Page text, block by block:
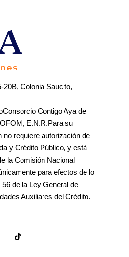
20B, Colonia Saucito,
Contigo Aya de
E.N.R.Para su
no requiere autorización de
y Crédito Público, y está
la Comisión Nacional
para efectos de lo
de la Ley General de
Auxiliares del Crédito.